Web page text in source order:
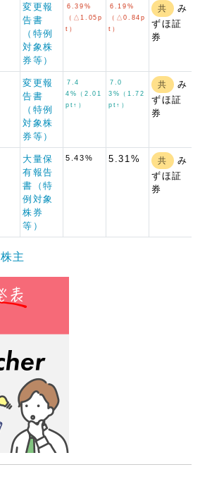
変更報
告書
（特例
対象株
券等）
6.39%
（△1.05p
t）
6.19%
（△0.84p
t）
共
み
ずほ証
券
変更報
告書
（特例
対象株
券等）
7.4
4%（2.01
pt↑）
7.0
3%（1.72
pt↑）
共
み
ずほ証
券
大量保
有報告
書（特
例対象
株券
等）
5.43% 5.31% 共
み
ずほ証
券
株主